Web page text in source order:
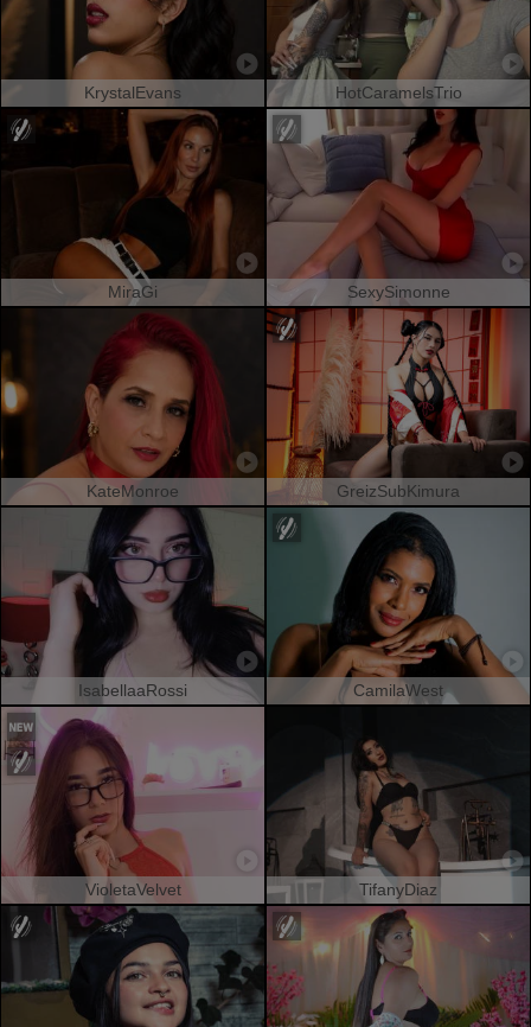
KrystalEvans HotCaramelsTrio
MiraGi SexySimonne
KateMonroe GreizSubKimura
IsabellaaRossi CamilaWest
VioletaVelvet TifanyDiaz